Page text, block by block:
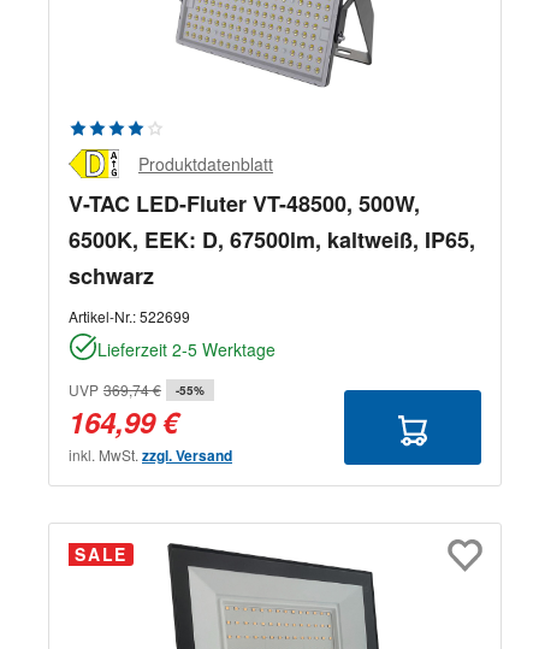
Durchschnittliche Bewertung von 4 von 5 Sternen
Produktdatenblatt
V-TAC LED-Fluter VT-48500, 500W,
6500K, EEK: D, 67500lm, kaltweiß, IP65,
schwarz
Artikel-Nr.:522699
Lieferzeit 2-5 Werktage
UVP 369,74 € -55%
164,99 €
inkl. MwSt. zzgl. Versand
SALE